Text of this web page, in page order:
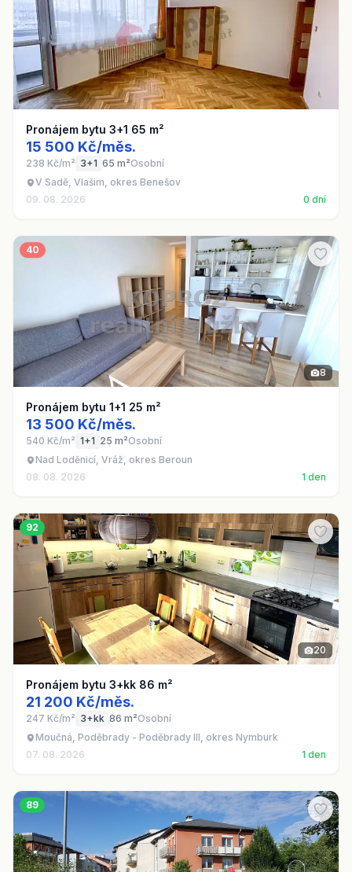
Pronájem bytu 3+1 65 m²
15 500 Kč/měs.
238 Kč/m² 3+1 65 m²Osobní
V Sadě, Vlašim, okres Benešov
09. 08. 2026
0 dní
40
8
Pronájem bytu 1+1 25 m²
13 500 Kč/měs.
540 Kč/m² 1+1 25 m²Osobní
Nad Loděnicí, Vráž, okres Beroun
08. 08. 2026
1 den
92
20
Pronájem bytu 3+kk 86 m²
21 200 Kč/měs.
247 Kč/m² 3+kk 86 m²Osobní
Moučná, Poděbrady - Poděbrady III, okres Nymburk
07. 08. 2026
1 den
89